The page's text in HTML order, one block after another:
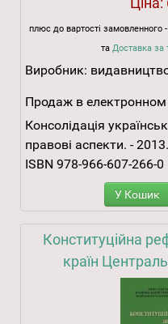
плюс до вартості замовленного
та Доставка за
Виробник:
Продаж в електронном
Консолідація
правові аспекти. -
ISBN 978-966-607-266-0
У Кошик
Конституційна
країн